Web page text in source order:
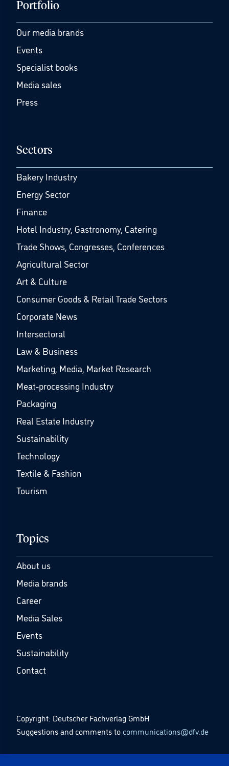
Portfolio
Our media brands
Events
Specialist books
Media sales
Press
Sectors
Bakery Industry
Energy Sector
Finance
Hotel Industry, Gastronomy, Catering
Trade Shows, Congresses, Conferences
Agricultural Sector
Art & Culture
Consumer Goods & Retail Trade Sectors
Corporate News
Intersectoral
Law & Business
Marketing, Media, Market Research
Meat-processing Industry
Packaging
Real Estate Industry
Sustainability
Technology
Textile & Fashion
Tourism
Topics
About us
Media brands
Career
Media Sales
Events
Sustainability
Contact
Copyright: Deutscher Fachverlag GmbH
Suggestions and comments to communications@dfv.de